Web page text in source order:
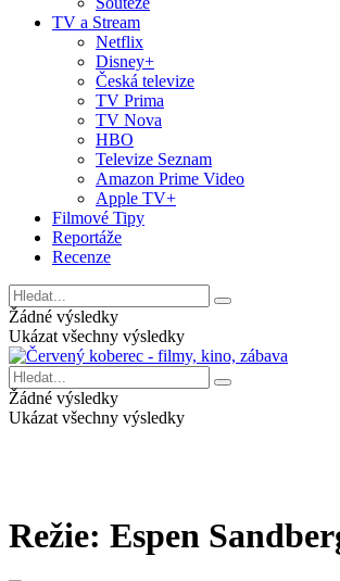
TV a Stream
Netflix
Disney+
Česká televize
TV Prima
TV Nova
HBO
Televize Seznam
Amazon Prime Video
Apple TV+
Filmové Tipy
Reportáže
Recenze
Žádné výsledky
Ukázat všechny výsledky
Žádné výsledky
Ukázat všechny výsledky
Režie: Espen